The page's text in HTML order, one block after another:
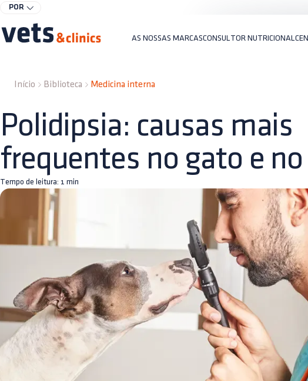
POR
AS NOSSAS MARCASCONSULTOR NUTRICIONAL
Início Biblioteca Medicina interna
Polidipsia: causas mais
frequentes no gato e no
Tempo de leitura: 1 min